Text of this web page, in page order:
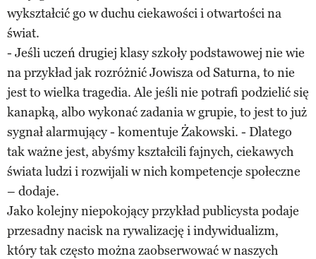
wykształcić go w duchu ciekawości i otwartości na
świat.
- Jeśli uczeń drugiej klasy szkoły podstawowej nie wie
na przykład jak rozróżnić Jowisza od Saturna, to nie
jest to wielka tragedia. Ale jeśli nie potrafi podzielić się
kanapką, albo wykonać zadania w grupie, to jest to już
sygnał alarmujący - komentuje Żakowski. - Dlatego
tak ważne jest, abyśmy kształcili fajnych, ciekawych
świata ludzi i rozwijali w nich kompetencje społeczne
– dodaje.
Jako kolejny niepokojący przykład publicysta podaje
przesadny nacisk na rywalizację i indywidualizm,
który tak często można zaobserwować w naszych